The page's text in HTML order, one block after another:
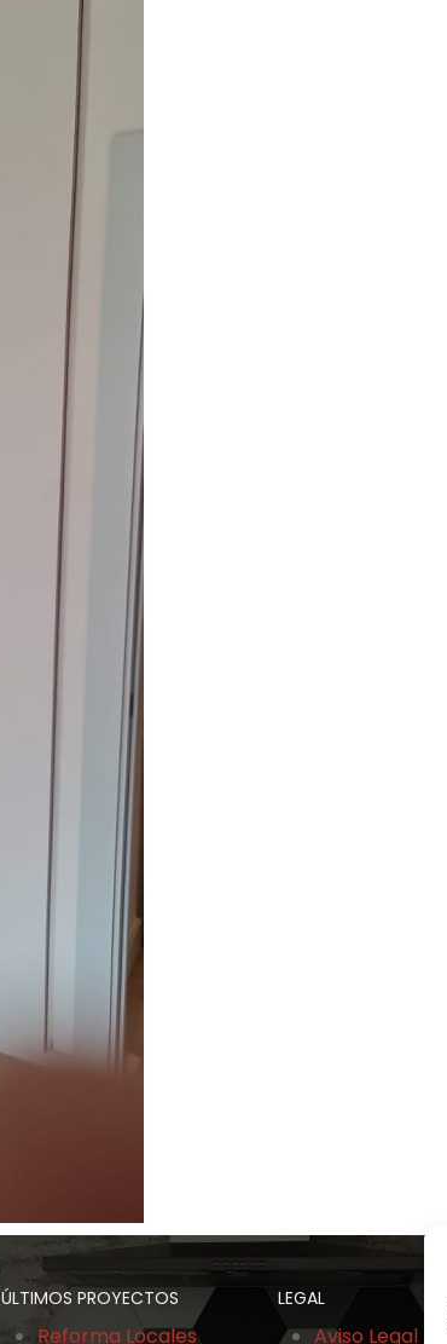
ÚLTIMOS PROYECTOS
Reforma Locales
LEGAL
Aviso Legal